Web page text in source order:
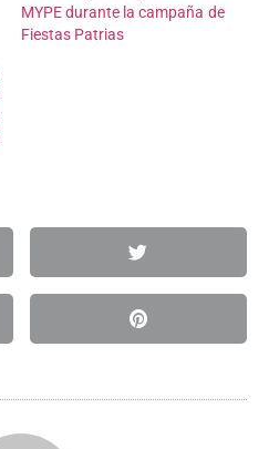
MYPE durante la campaña de
Fiestas Patrias